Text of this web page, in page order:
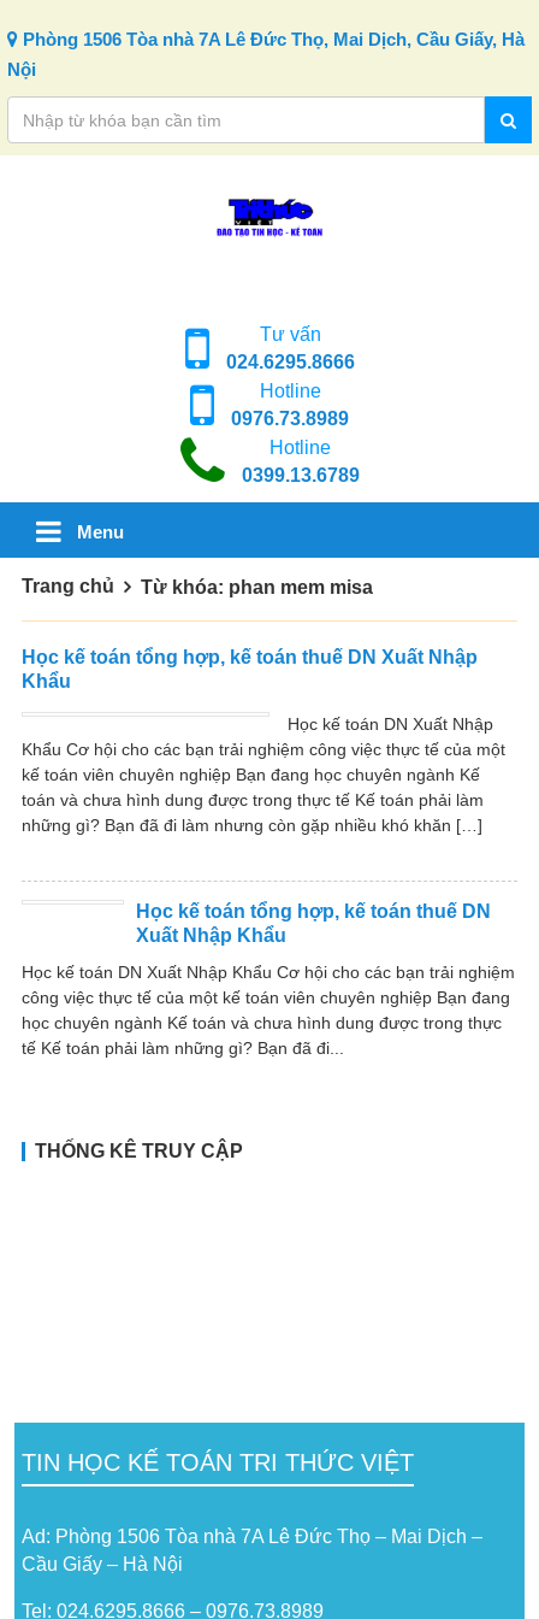
Phòng 1506 Tòa nhà 7A Lê Đức Thọ, Mai Dịch, Cầu Giấy, Hà
Nội
Tư vấn
024.6295.8666
Hotline
0976.73.8989
Hotline
0399.13.6789
Menu
Trang chủ Từ khóa: phan mem misa
Học kế toán tổng hợp, kế toán thuế DN Xuất Nhập
Khẩu
Học kế toán DN Xuất Nhập
Khẩu Cơ hội cho các bạn trải nghiệm công việc thực tế của một
kế toán viên chuyên nghiệp Bạn đang học chuyên ngành Kế
toán và chưa hình dung được trong thực tế Kế toán phải làm
những gì? Bạn đã đi làm nhưng còn gặp nhiều khó khăn […]
Học kế toán tổng hợp, kế toán thuế DN
Xuất Nhập Khẩu
Học kế toán DN Xuất Nhập Khẩu Cơ hội cho các bạn trải nghiệm
công việc thực tế của một kế toán viên chuyên nghiệp Bạn đang
học chuyên ngành Kế toán và chưa hình dung được trong thực
tế Kế toán phải làm những gì? Bạn đã đi...
THỐNG KÊ TRUY CẬP
TIN HỌC KẾ TOÁN TRI THỨC VIỆT
Ad: Phòng 1506 Tòa nhà 7A Lê Đức Thọ – Mai Dịch –
Cầu Giấy – Hà Nội
Tel: 024.6295.8666 – 0976.73.8989